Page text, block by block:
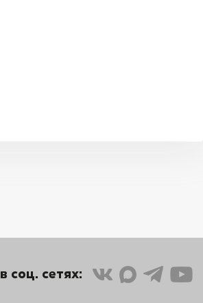
соц. сетях: